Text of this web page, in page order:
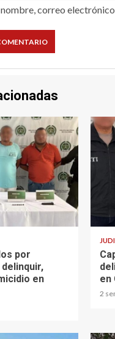
correo
por
en
1
en
2